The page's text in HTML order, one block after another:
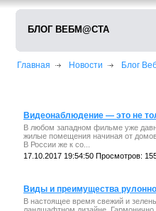
БЛОГ ВЕБМ@СТА
Главная Новости Блог
Видеонаблюдение — это не
В любом западном фильме уже
жилые помещения начиная от
В России же к со...
17.10.2017 19:54:50 Просмотров:
Виды и преимущества
В настоящее время свежий и